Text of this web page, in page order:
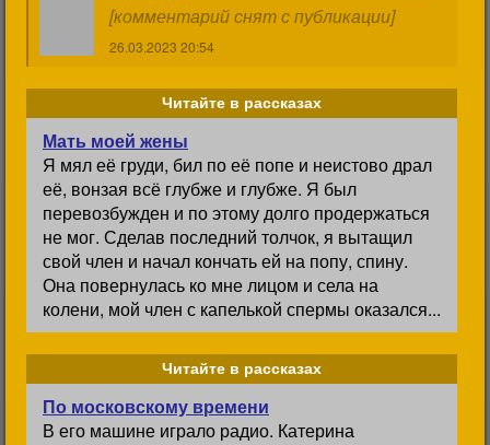
[комментарий снят с публикации]
26.03.2023 20:54
Читайте в рассказах
Мать моей жены
Я мял её груди, бил по её попе и неистово драл
её, вонзая всё глубже и глубже. Я был
перевозбужден и по этому долго продержаться
не мог. Сделав последний толчок, я вытащил
свой член и начал кончать ей на попу, спину.
Она повернулась ко мне лицом и села на
колени, мой член с капелькой спермы оказался...
Читайте в рассказах
По московскому времени
В его машине играло радио. Катерина